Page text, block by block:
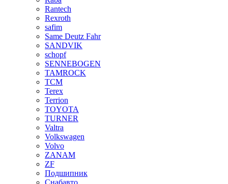
Rantech
Rexroth
safim
Same Deutz Fahr
SANDVIK
schopf
SENNEBOGEN
TAMROCK
TCM
Terex
Terrion
TOYOTA
TURNER
Valtra
Volkswagen
Volvo
ZANAM
ZF
Подшипник
Снабавто